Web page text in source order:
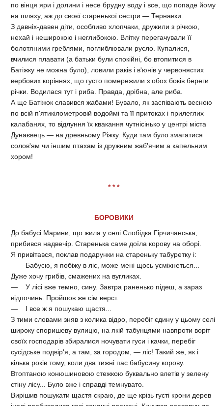
по вінця яри і долини і несе брудну воду і все, що попаде йому
на шляху, аж до своєї старенької сестри — Тернавки.
З давніх-давен діти, особливо хлопчаки, дружили з річкою,
нехай і неширокою і неглибокою. Влітку перегачували її
болотяними греблями, поглиблювали русло. Купалися,
вчилися плавати (а батьки були спокійні, бо втопитися в
Батіжку не можна було), ловили раків і в'юнів у червонястих
вербових коріннях, що густо помережили з обох боків береги
річки. Водилася тут і риба. Правда, дрібна, але риба.
А ще Батіжок славився жабами! Бувало, як заспівають весною
по всій п'ятикілометровій водоймі та її притоках і прилеглих
калабанях, то відлуння їх квакання чутнісінько у центрі міста
Дунаєвець — на древньому Ріжку. Куди там було змагатися
солов'ям чи іншим птахам із дружним жаб'ячим а капельним
хором!
* * *
БОРОВИКИ
До бабусі Марини, що жила у селі Слобідка Гірчичанська,
прибився надвечір. Старенька саме доїла корову на оборі.
Я привітався, поклав подарунки на стареньку табуретку і:
— Бабусю, я побіжу в ліс, може мені щось усміхнеться...
Дуже хочу грибів, смажених на вугликах.
— У лісі вже темно, сину. Завтра раненько підеш, а зараз
відпочинь. Пройшов же сім верст.
— І все ж я пошукаю щастя...
З тими словами зняв з колика відро, перебіг єдину у цьому селі
широку споришеву вулицю, на якій табунцями навпроти воріт
своїх господарів збиралися ночувати гуси і качки, перебіг
сусідське подвір'я, а там, за городом, — ліс! Такий же, як і
кілька років тому, коли два тижні пас бабусину корову.
Втоптаною конюшиновою стежкою буквально влетів у зелену
стіну лісу... Було вже і справді темнувато.
Вирішив пошукати щастя скраю, де ще крізь густі крони дерев